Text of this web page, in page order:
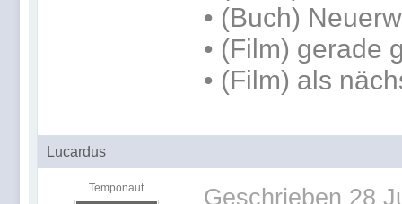
• (Buch)
• (Film) gerade
• (Film) als
Lucardus
Temponaut Geschrieben 28